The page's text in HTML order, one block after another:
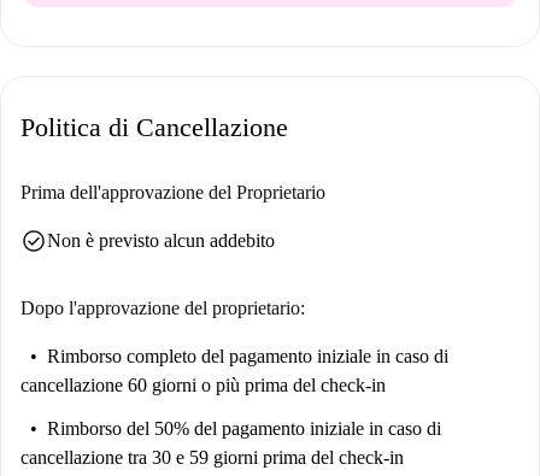
Politica di Cancellazione
Prima dell'approvazione del Proprietario
check_circleNon è previsto alcun addebito
Dopo l'approvazione del proprietario:
Rimborso completo del pagamento iniziale in caso di
cancellazione 60 giorni o più prima del check-in
Rimborso del 50% del pagamento iniziale in caso di
cancellazione tra 30 e 59 giorni prima del check-in